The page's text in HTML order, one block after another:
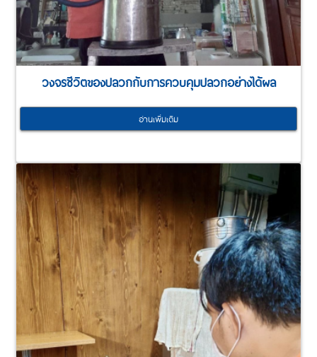
วงจรชีวิตของปลวกกับการควบคุมปลวกอย่างได้ผล
อ่านเพิ่มเติม